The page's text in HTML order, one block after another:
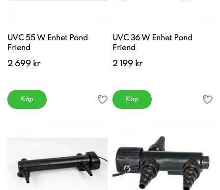
UVC 55 W Enhet Pond
Friend
2 699 kr
Köp
UVC 36 W Enhet Pond
Friend
2 199 kr
Köp